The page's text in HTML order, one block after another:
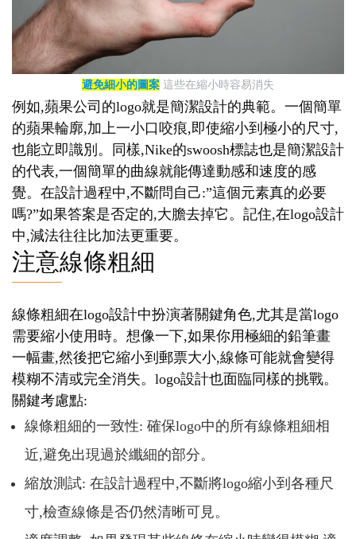
避免細小的圖案 這些在縮小時容易消失
例如,蘋果公司的logo就是簡潔設計的典範。一個簡單
的蘋果輪廓,加上一小口咬痕,即使縮小到極小的尺寸,
也能立即識別。同樣,Nike的swoosh標誌也是簡潔設計
的代表,一個簡單的曲線就能傳達動感和速度的感
覺。在設計過程中,不斷問自己:”這個元素真的必要
嗎?”如果答案是否定的,大膽去掉它。記住,在logo設計
中,減法往往比加法更重要。
注意線條粗細
線條粗細在logo設計中扮演著關鍵角色,尤其是當logo
需要縮小使用時。想像一下,如果你用極細的鉛筆畫
一幅畫,然後把它縮小到郵票大小,線條可能就會變得
模糊不清或完全消失。logo設計也面臨同樣的挑戰。
關鍵考慮點:
線條粗細的一致性: 確保logo中的所有線條粗細相
近,避免出現過於纖細的部分。
縮放測試: 在設計過程中,不斷將logo縮小到各種尺
寸,檢查線條是否仍然清晰可見。